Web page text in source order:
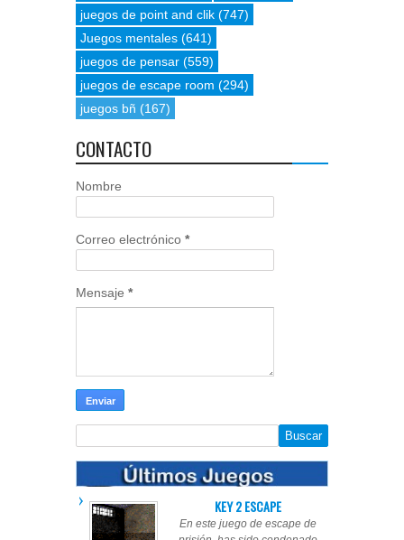
juegos de point and clik (747)
Juegos mentales (641)
juegos de pensar (559)
juegos de escape room (294)
juegos bñ (167)
CONTACTO
Nombre
Correo electrónico *
Mensaje *
KEY 2 ESCAPE
En este juego de escape de